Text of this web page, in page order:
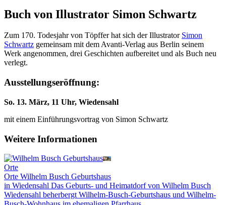
Buch von Illustrator Simon Schwartz
Zum 170. Todesjahr von Töpffer hat sich der Illustrator Simon
Schwartz gemeinsam mit dem Avanti-Verlag aus Berlin seinem
Werk angenommen, drei Geschichten aufbereitet und als Buch neu
verlegt.
Ausstellungseröffnung:
So. 13. März, 11 Uhr, Wiedensahl
mit einem Einführungsvortrag von Simon Schwartz
Weitere Informationen
Orte
Orte Wilhelm Busch Geburtshaus
in Wiedensahl Das Geburts- und Heimatdorf von Wilhelm Busch
Wiedensahl beherbergt Wilhelm-Busch-Geburtshaus und Wilhelm-